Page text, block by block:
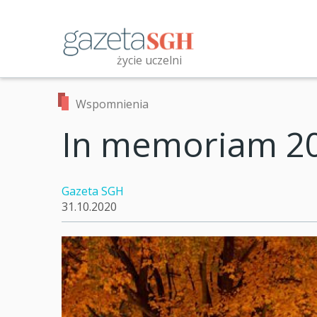
życie uczelni
Przeszukaj witrynę
Wspomnienia
In memoriam
Gazeta SGH
31.10.2020